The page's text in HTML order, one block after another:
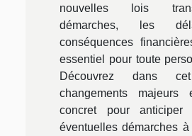
nouvelles lois
démarches, les
conséquences
essentiel pour toute
Découvrez dans
changements
concret pour
éventuelles démarches